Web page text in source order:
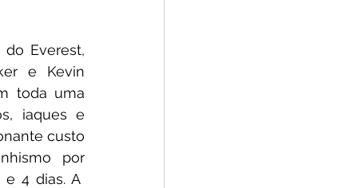
Everest,
e Kevin
toda uma
iaques e
custo
por
4 dias. A